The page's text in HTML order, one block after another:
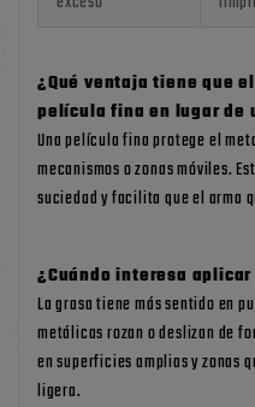
¿Qué ventaja tiene que
película fina en lugar de
Una película fina protege el
mecanismos o zonas móviles.
suciedad y facilita que el arma
¿Cuándo interesa
La grasa tiene más sentido en
metálicas rozan o deslizan de
en superficies amplias y zonas
ligera.